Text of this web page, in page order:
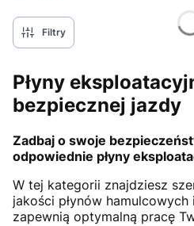
Filtry
Płyny
bezpiecznej jazdy
Zadbaj o swoje
odpowiednie płyny
W tej kategorii znajdziesz
jakości płynów
zapewnią optymalną pracę